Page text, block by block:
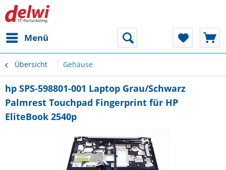
Menü
Übersicht Gehäuse
hp SPS-598801-001 Laptop Grau/Schwarz
Palmrest Touchpad Fingerprint für HP
EliteBook 2540p